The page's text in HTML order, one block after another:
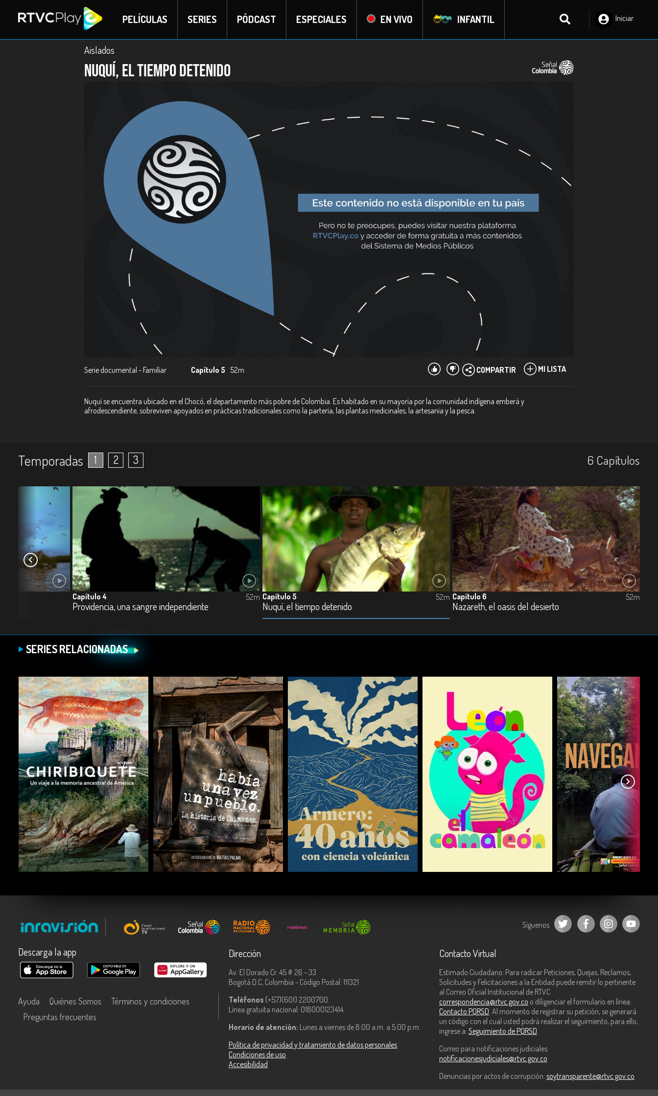
PELÍCULAS SERIES PÓDCAST ESPECIALES EN VIVO INFANTIL
Iniciar
Aislados
Nuquí, el tiempo detenido
Serie documental - Familiar Capítulo 5 52m MI LISTA
COMPARTIR
Nuquí se encuentra ubicado en el Chocó, el departamento más pobre de Colombia. Es habitado en su mayoría por la comunidad indígena emberá y
afrodescendiente, sobreviven apoyados en prácticas tradicionales como la partería, las plantas medicinales, la artesanía y la pesca.
Temporadas 1 2 3 6 Capí­tulos
Capítulo 4
Providencia, una sangre independiente
52m Capítulo 5
Nuquí, el tiempo detenido
52m Capítulo 6
Nazareth, el oasis del desierto
52m
SERIES RELACIONADAS
COMPARTIR COMPARTIR COMPARTIR COMPARTIR
Síguenos
Descarga la app
Ayuda Quiénes Somos
Términos y condiciones
Preguntas frecuentes
Dirección
Av. El Dorado Cr. 45 # 26 - 33
Bogotá D.C, Colombia - Código Postal: 111321
Teléfonos (+57)(601) 2200700.
Línea gratuita nacional: 018000123414.
Horario de atención: Lunes a viernes de 8:00 a.m. a 5:00 p.m.
Política de privacidad y tratamiento de datos personales
Condiciones de uso
Accesibilidad
Contacto Virtual
Estimado Ciudadano: Para radicar Peticiones, Quejas, Reclamos,
Solicitudes y Felicitaciones a la Entidad puede remitir lo pertinente
al Correo Oficial Institucional de RTVC
correspondencia@rtvc.gov.co o diligenciar el formulario en línea:
Contacto PQRSD . Al momento de registrar su petición, se generará
un código con el cual usted podrá realizar el seguimiento, para ello,
ingrese a: Seguimiento de PQRSD
Correo para notificaciones judiciales:
notificacionesjudiciales@rtvc.gov.co
Denuncias por actos de corrupción: soytransparente@rtvc.gov.co